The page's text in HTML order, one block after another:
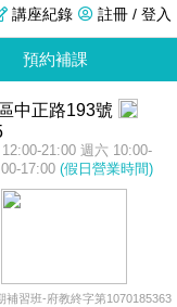
註冊 / 登入
講座紀錄
預約補課
中正路193號
21:00 週六 10:00-
17:00 (假日營業時間)
補習班-府教終字第1070185363